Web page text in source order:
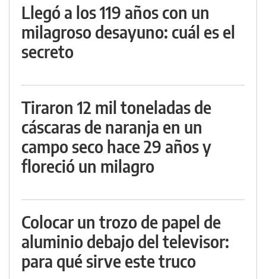
Llegó a los 119 años con un
milagroso desayuno: cuál es el
secreto
Tiraron 12 mil toneladas de
cáscaras de naranja en un
campo seco hace 29 años y
floreció un milagro
Colocar un trozo de papel de
aluminio debajo del televisor:
para qué sirve este truco